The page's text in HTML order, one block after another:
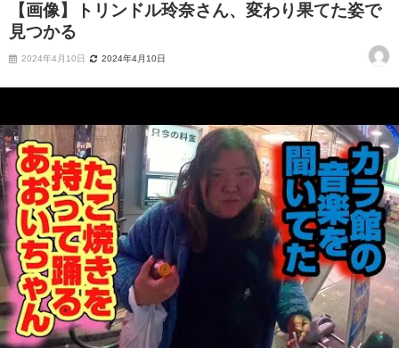
【画像】トリンドル玲奈さん、変わり果てた姿で
見つかる
2024年4月10日 2024年4月10日